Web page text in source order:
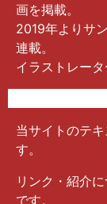
画を掲載。
2019年よりサ
連載。
イラストレータ
当サイトのテ
す。
リンク・紹介
です。